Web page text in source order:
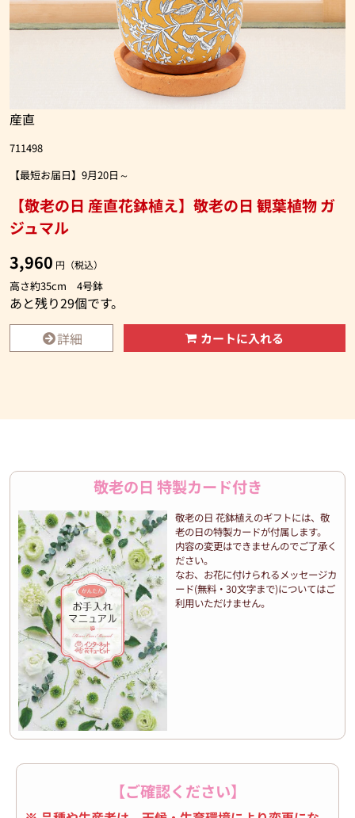
産直
711498
【最短お届日】9月20日～
【敬老の日 産直花鉢植え】敬老の日 観葉植物 ガ
ジュマル
3,960 円（税込）
高さ約35cm 4号鉢
あと残り29個です。
詳細
カートに入れる
敬老の日 特製カード付き
敬老の日 花鉢植えのギフトには、敬
老の日の特製カードが付属します。
内容の変更はできませんのでご了承く
ださい。
なお、お花に付けられるメッセージカ
ード(無料・30文字まで)についてはご
利用いただけません。
【ご確認ください】